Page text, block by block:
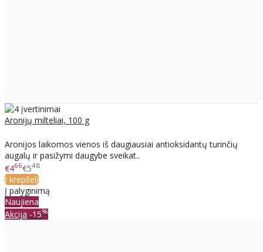
Aronijų milteliai, 100 g
Aronijos laikomos vienos iš daugiausiai antioksidantų turinčių
augalų ir pasižymi daugybe sveikat..
€466€548
Į krepšelį
Į palyginimą
Naujiena
Akcija -15%